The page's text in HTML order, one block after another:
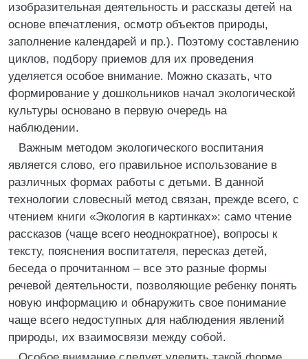
изобразительная деятельность и рассказы детей на
основе впечатления, осмотр объектов природы,
заполнение календарей и пр.). Поэтому составлению
циклов, подбору приемов для их проведения
уделяется особое внимание. Можно сказать, что
формирование у дошкольников начал экологической
культуры основано в первую очередь на
наблюдении.
Важным методом экологического воспитания
является слово, его правильное использование в
различных формах работы с детьми. В данной
технологии словесный метод связан, прежде всего, с
чтением книги «Экология в картинках»: само чтение
рассказов (чаще всего неоднократное), вопросы к
тексту, пояснения воспитателя, пересказ детей,
беседа о прочитанном – все это разные формы
речевой деятельности, позволяющие ребенку понять
новую информацию и обнаружить свое понимание
чаще всего недоступных для наблюдения явлений
природы, их взаимосвязи между собой.